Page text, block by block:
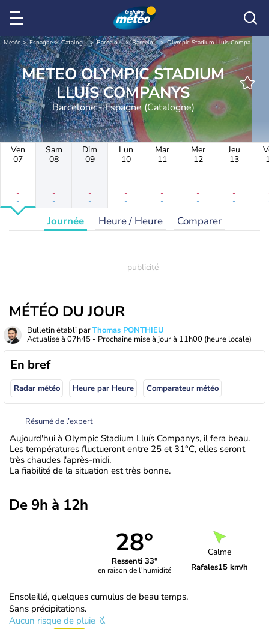
Météo Espagne Catalogne Barcelone Barcelone Olympic Stadium Lluís Companys
METEO OLYMPIC STADIUM
LLUÍS COMPANYS
Barcelone - Espagne (Catalogne)
Ven
07
-
-
Sam
08
-
-
Dim
09
-
-
Lun
10
-
-
Mar
11
-
-
Mer
12
-
-
Jeu
13
-
-
Journée Heure / Heure Comparer
MÉTÉO DU JOUR
Bulletin établi parThomas PONTHIEU
Actualisé à 07h45 - Prochaine mise à jour à 11h00 (heure locale)
En bref
Radar météo Heure par Heure Comparateur météo
Résumé de l’expert
Aujourd'hui à Olympic Stadium Lluís Companys, il fera beau.
Les températures fluctueront entre 25 et 31°C, elles seront
très chaudes l'après-midi.
La fiabilité de la situation est très bonne.
De 9h à 12h
28°
Ressenti 33°
en raison de l'humidité
Calme
Rafales15 km/h
Ensoleillé, quelques cumulus de beau temps.
Sans précipitations.
Aucun risque de pluie